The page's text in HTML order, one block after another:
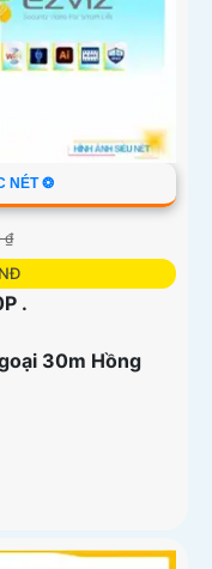
NÉT ❂
₫
.
30m Hồng